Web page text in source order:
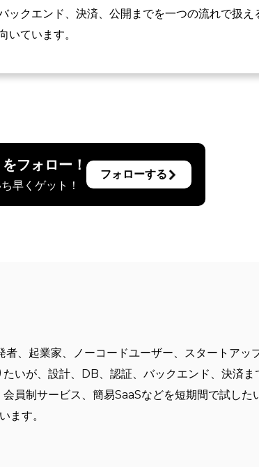
クエンド、決済、公開までを一つの流れで扱え
ています。
フォロー！
早くゲット！
フォローする
、起業家、ノーコードユーザー、スタートアッ
いが、設計、DB、認証、バックエンド、決済ま
員制サービス、簡易SaaSなどを短期間で試した
ます。